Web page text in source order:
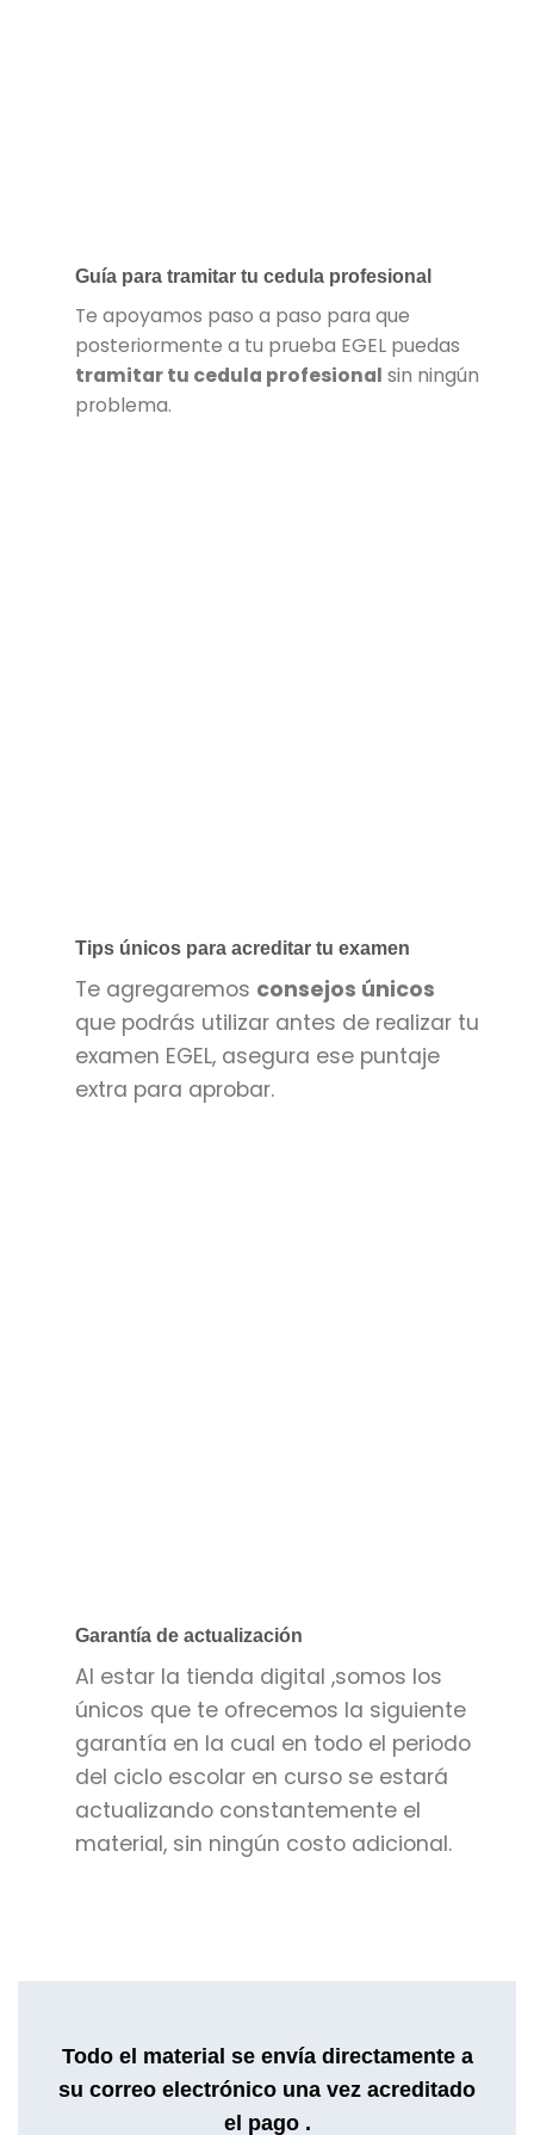
Guía para tramitar tu cedula profesional
Te apoyamos paso a paso para que
posteriormente a tu prueba EGEL puedas
tramitar tu cedula profesional sin ningún
problema.
Tips únicos para acreditar tu examen
Te agregaremos consejos únicos
que podrás utilizar antes de realizar tu
examen EGEL, asegura ese puntaje
extra para aprobar.
Garantía de actualización
Al estar la tienda digital ,somos los
únicos que te ofrecemos la siguiente
garantía en la cual en todo el periodo
del ciclo escolar en curso se estará
actualizando constantemente el
material, sin ningún costo adicional.
Todo el material se envía directamente a
su correo electrónico una vez acreditado
el pago .